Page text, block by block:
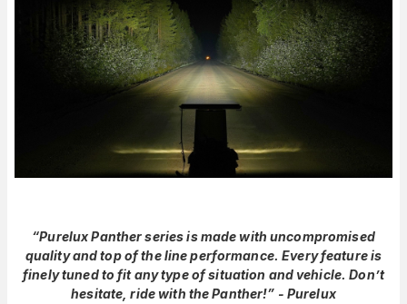
“Purelux Panther series is made with uncompromised
quality and top of the line performance. Every feature is
finely tuned to fit any type of situation and vehicle. Don’t
hesitate, ride with the Panther!” - Purelux